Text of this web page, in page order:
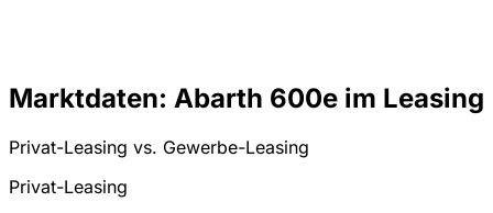
Marktdaten: Abarth 600e im Leasing
Privat-Leasing vs. Gewerbe-Leasing
Privat-Leasing